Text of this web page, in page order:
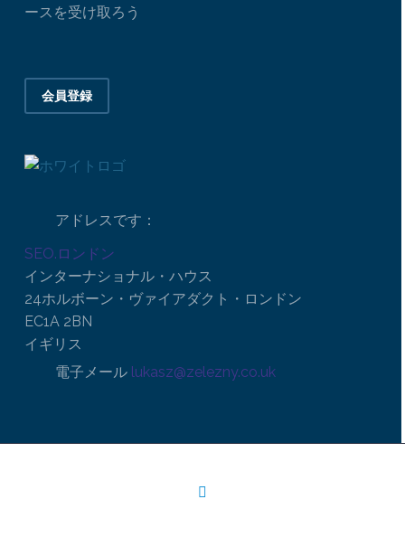
ースを受け取ろう
会員登録
アドレスです：
SEO.ロンドン
インターナショナル・ハウス
24ホルボーン・ヴァイアダクト・ロンドン
EC1A 2BN
イギリス
電子メール lukasz@zelezny.co.uk